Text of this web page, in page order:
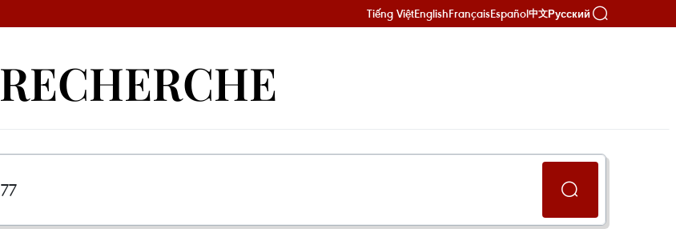
Tiếng ViệtEnglishFrançaisEspañol中文Русский
RECHERCHE